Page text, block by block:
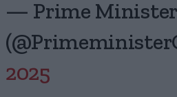
— Prime Minister
2025